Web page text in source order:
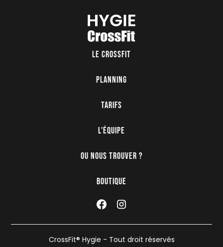
Le crossfit
Planning
Tarifs
L'équipe
Ou nous trouver ?
Boutique
CrossFit® Hygie - Tout droit réservés